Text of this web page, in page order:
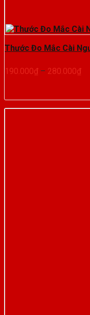
Thước Đo Mắc Cài
190.000₫ – 280.000₫